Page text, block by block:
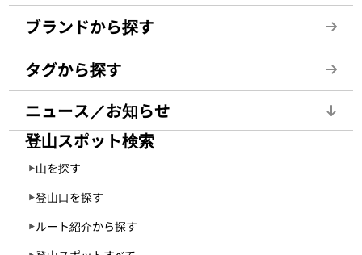
ブランドから探す
タグから探す
ニュース／お知らせ
登山スポット検索
山を探す
登山口を探す
ルート紹介から探す